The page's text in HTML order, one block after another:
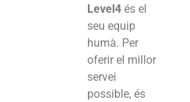
Level4 és el
seu equip
humà. Per
oferir el millor
servei
possible, és